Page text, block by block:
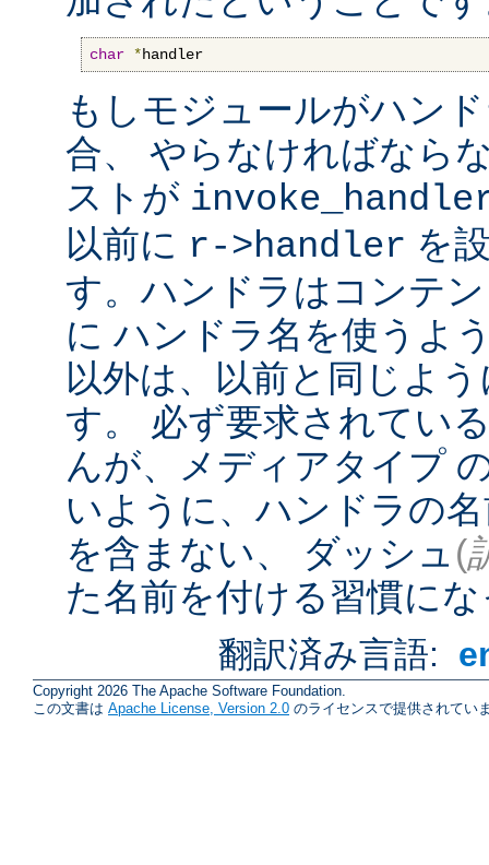
char *handler
もしモジュールがハン
合、 やらなければなら
ストが
以前に r->handler を
す。ハンドラはコンテ
に ハンドラ名を使うよ
以外は、以前と同じよ
す。 必ず要求されてい
んが、メディアタイプ
いように、ハンドラの
を含まない、 ダッシュ (
た名前を付ける習慣に
翻訳済み言語:
Copyright 2026 The Apache Software Foundation.
この文書は Apache License, Version 2.0 のライセンスで提供されてい